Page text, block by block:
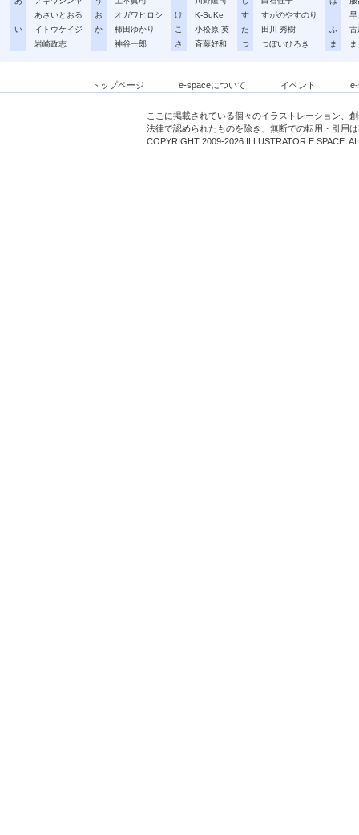
あさいとおる
い
イトウケイジ
岩崎政志
お
オガワヒロシ
か
柿田ゆかり
神谷一郎
け
K-SuKe
こ
小松原 英
さ
斉藤好和
す
すがのやすのり
た
田川 秀樹
つ
つぼいひろき
早
ふ
古
ま
トップページ e-spaceについて イベント
ここに掲載されている個々のイラストレーション、
法律で認められたものを除き、無断での転用・引用
COPYRIGHT 2009-2026 ILLUSTRATOR E SPACE.